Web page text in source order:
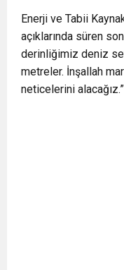
Enerji ve Tabii
açıklarında süren
derinliğimiz deniz
metreler. İnşallah
neticelerini